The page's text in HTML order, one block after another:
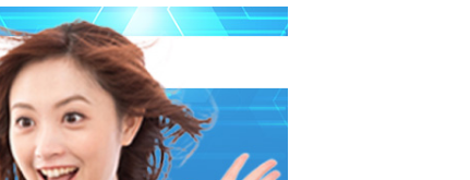
総合人気ランキング
とにかくすぐ借りたい方向け
バレずに借りたい方向け